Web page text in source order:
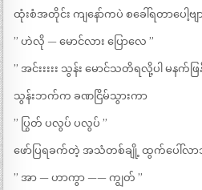
ထုံးစံအတိုင်း ကျနော်ကပဲ စခေါ်ရတာပေါ့ဗျ
” ဟဲလို — မောင်လား ပြောလေ ”
” အင်းးးးး သွန်း မောင်သတိရလို့ပါ မနက်
သွန်းဘက်က ခဏငြိမ်သွားကာ
” ပြွတ် ပလွပ် ပလွပ် ”
ဖော်ပြရခက်တဲ့ အသံတစ်ချို့ ထွက်ပေါ်လ
” အာ — ဟာကွာ —— ကျွတ် ”